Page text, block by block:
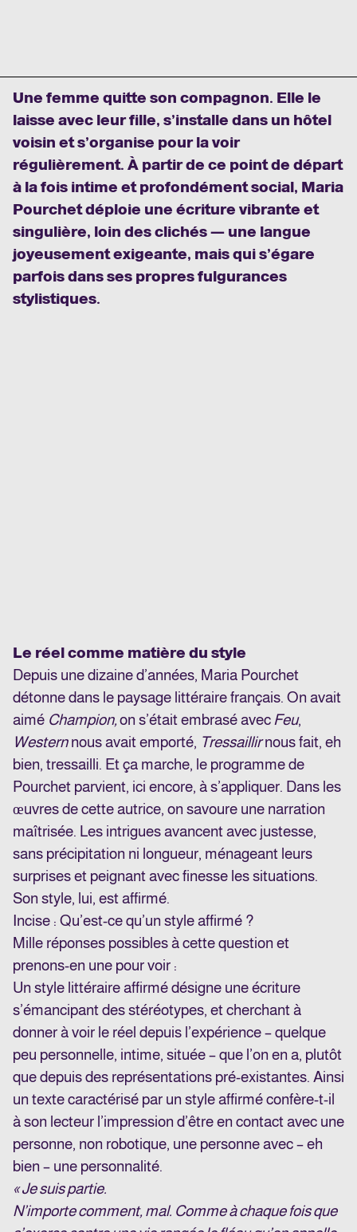
Une femme quitte son compagnon. Elle le
laisse avec leur fille, s’installe dans un hôtel
voisin et s’organise pour la voir
régulièrement. À partir de ce point de départ
à la fois intime et profondément social, Maria
Pourchet déploie une écriture vibrante et
singulière, loin des clichés — une langue
joyeusement exigeante, mais qui s’égare
parfois dans ses propres fulgurances
stylistiques.
Le réel comme matière du style
Depuis une dizaine d’années, Maria Pourchet
détonne dans le paysage littéraire français. On avait
aimé Champion,on s’était embrasé avecFeu,
Westernnous avait emporté, Tressaillirnous fait, eh
bien, tressailli. Et ça marche, le programme de
Pourchet parvient, ici encore, à s’appliquer. Dans les
œuvres de cette autrice, on savoure une narration
maîtrisée. Les intrigues avancent avec justesse,
sans précipitation ni longueur, ménageant leurs
surprises et peignant avec finesse les situations.
Son style, lui, est affirmé.
Incise : Qu’est-ce qu’un style affirmé ?
Mille réponses possibles à cette question et
prenons-en une pour voir :
Un style littéraire affirmé désigne une écriture
s’émancipant des stéréotypes, et cherchant à
donner à voir le réel depuis l’expérience – quelque
peu personnelle, intime, située – que l’on en a, plutôt
que depuis des représentations pré-existantes. Ainsi
un texte caractérisé par un style affirmé confère-t-il
à son lecteur l’impression d’être en contact avec une
personne, non robotique, une personne avec – eh
bien – une personnalité.
« Je suis partie.
N’importe comment, mal. Comme à chaque fois que